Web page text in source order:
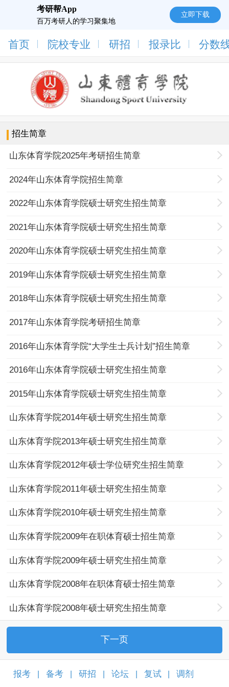
考研帮App
百万考研人的学习聚集地
立即下载
首页 院校专业 研招 报录比 分数
招生简章
山东体育学院2025年考研招生简章
2024年山东体育学院招生简章
2022年山东体育学院硕士研究生招生简章
2021年山东体育学院硕士研究生招生简章
2020年山东体育学院硕士研究生招生简章
2019年山东体育学院硕士研究生招生简章
2018年山东体育学院硕士研究生招生简章
2017年山东体育学院考研招生简章
2016年山东体育学院“大学生士兵计划”招生简章
2016年山东体育学院硕士研究生招生简章
2015年山东体育学院硕士研究生招生简章
山东体育学院2014年硕士研究生招生简章
山东体育学院2013年硕士研究生招生简章
山东体育学院2012年硕士学位研究生招生简章
山东体育学院2011年硕士研究生招生简章
山东体育学院2010年硕士研究生招生简章
山东体育学院2009年在职体育硕士招生简章
山东体育学院2009年硕士研究生招生简章
山东体育学院2008年在职体育硕士招生简章
山东体育学院2008年硕士研究生招生简章
下一页
报考 备考 研招 论坛 复试 调剂